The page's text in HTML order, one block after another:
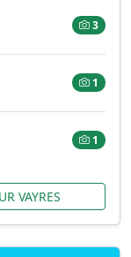
3
1
1
VAYRES